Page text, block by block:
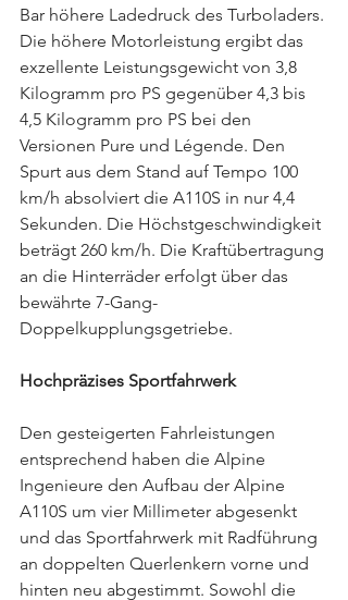
Bar höhere Ladedruck des Turboladers.
Die höhere Motorleistung ergibt das
exzellente Leistungsgewicht von 3,8
Kilogramm pro PS gegenüber 4,3 bis
4,5 Kilogramm pro PS bei den
Versionen Pure und Légende. Den
Spurt aus dem Stand auf Tempo 100
km/h absolviert die A110S in nur 4,4
Sekunden. Die Höchstgeschwindigkeit
beträgt 260 km/h. Die Kraftübertragung
an die Hinterräder erfolgt über das
bewährte 7-Gang-
Doppelkupplungsgetriebe.
Hochpräzises Sportfahrwerk
Den gesteigerten Fahrleistungen
entsprechend haben die Alpine
Ingenieure den Aufbau der Alpine
A110S um vier Millimeter abgesenkt
und das Sportfahrwerk mit Radführung
an doppelten Querlenkern vorne und
hinten neu abgestimmt. Sowohl die